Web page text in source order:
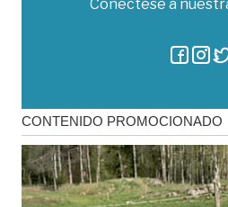
Conéctese a